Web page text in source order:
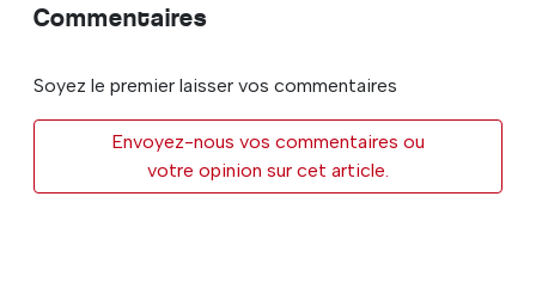
Commentaires
Soyez le premier laisser vos commentaires
Envoyez-nous vos commentaires ou
votre opinion sur cet article.